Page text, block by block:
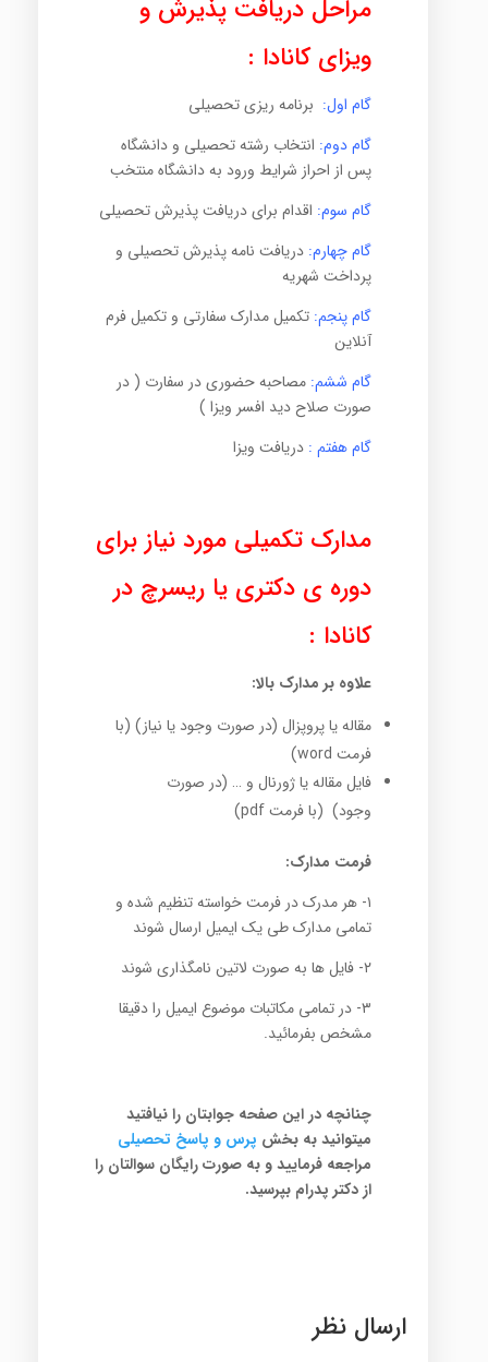
مراحل دریافت پذیرش و
ویزای کانادا :
گام اول: برنامه ریزی تحصیلی
گام دوم: انتخاب رشته تحصیلی و دانشگاه
پس از احراز شرایط ورود به دانشگاه منتخب
گام سوم: اقدام برای دریافت پذیرش تحصیلی
گام چهارم: دریافت نامه پذیرش تحصیلی و
پرداخت شهریه
گام پنجم: تکمیل مدارک سفارتی و تکمیل فرم
آنلاین
گام ششم: مصاحبه حضوری در سفارت ( در
صورت صلاح دید افسر ویزا )
گام هفتم : دریافت ویزا
مدارک تکمیلی مورد نیاز برای
دوره ی دکتری یا ریسرچ در
کانادا :
علاوه بر مدارک بالا:
مقاله یا پروپزال (در صورت وجود یا نیاز) (با
فرمت word)
فایل مقاله یا ژورنال و … (در صورت
وجود) (با فرمت pdf)
فرمت مدارک:
۱- هر مدرک در فرمت خواسته تنظیم شده و
تمامی مدارک طی یک ایمیل ارسال شوند
۲- فایل ها به صورت لاتین نامگذاری شوند
۳- در تمامی مکاتبات موضوع ایمیل را دقیقا
مشخص بفرمائید.
چنانچه در این صفحه جوابتان را نیافتید
میتوانید به بخش پرس و پاسخ تحصیلی
مراجعه فرمایید و به صورت رایگان سوالتان را
از دکتر پدرام بپرسید.
ارسال نظر